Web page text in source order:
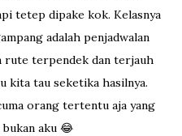
tetep dipake kok. Kelasnya
adalah penjadwalan
rute terpendek dan terjauh
kita tau seketika hasilnya.
orang tertentu aja yang
bukan aku 😂